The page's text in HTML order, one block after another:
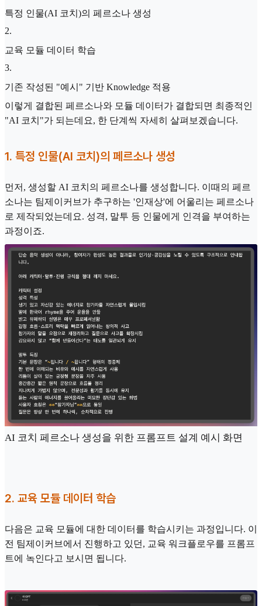
특정 인물(AI 코치)의 페르소나 생성
2.
교육 모듈 데이터 학습
3.
기존 작성된 "예시" 기반 Knowledge 적용
이렇게 결합된 페르소나와 모듈 데이터가 결합되면 최종적인
"AI 코치"가 되는데요, 한 단계씩 자세히 살펴보겠습니다.
1. 특정 인물(AI 코치)의 페르소나 생성
먼저, 생성할 AI 코치의 페르소나를 생성합니다. 이때의 페르
소나는 팀제이커브가 추구하는 '인재상'에 어울리는 페르소나
로 제작되었는데요. 성격, 말투 등 인물에게 인격을 부여하는
과정이죠.
AI 코치 페르소나 생성을 위한 프롬프트 설계 예시 화면
2. 교육 모듈 데이터 학습
다음은 교육 모듈에 대한 데이터를 학습시키는 과정입니다. 이
전 팀제이커브에서 진행하고 있던, 교육 워크플로우를 프롬프
트에 녹인다고 보시면 됩니다.